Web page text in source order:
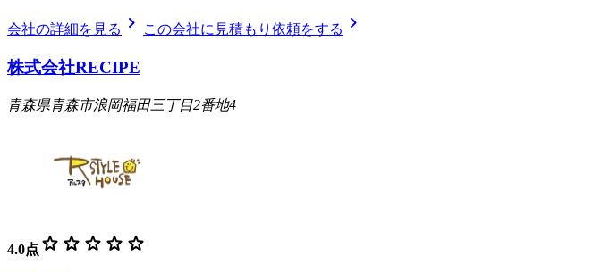
会社の詳細を見る chevron_right この会社に見積もり依頼をする chevron_right
株式会社RECIPE
青森県青森市浪岡福田三丁目2番地4
4.0点 star star star star star